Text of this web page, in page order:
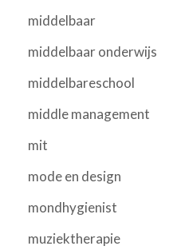
middelbaar
middelbaar onderwijs
middelbareschool
middle management
mit
mode en design
mondhygienist
muziektherapie